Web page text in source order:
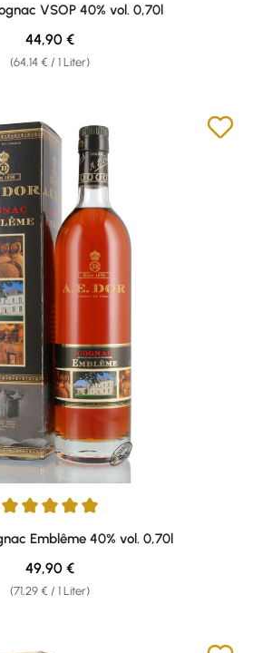
VSOP 40% vol. 0,70l
(64,14 € / 1 Liter)
Regulärer Preis:
44,90 €
von 5 von 5 Sternen
Emblême 40% vol. 0,70l
(71,29 € / 1 Liter)
Regulärer Preis:
49,90 €